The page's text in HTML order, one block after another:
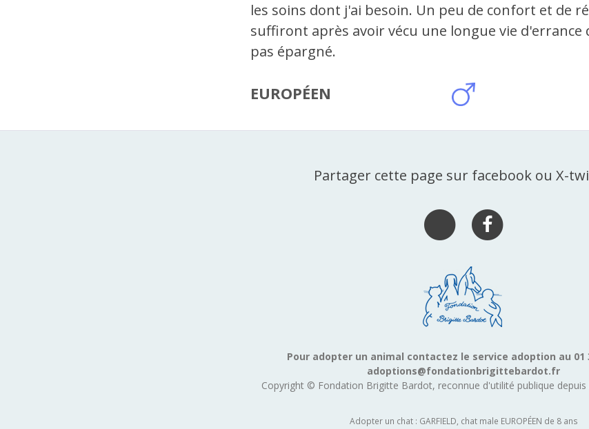
les soins dont j'ai besoin. Un peu de confort et de
suffiront après avoir vécu une longue vie d'errance
pas épargné.
EUROPÉEN
Partager cette page sur facebook ou X-
Pour adopter un animal contactez le service adoption au 01
adoptions@fondationbrigittebardot.fr
Copyright © Fondation Brigitte Bardot, reconnue d'utilité publique depuis
Adopter un chat : GARFIELD, chat male EUROPÉEN de 8 ans